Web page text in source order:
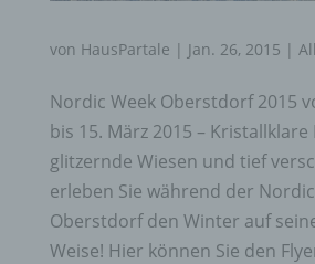
von HausPartale | Jan. 26, 2015 |
Nordic Week Oberstdorf 2015
bis 15. März 2015 – Kristallklare
glitzernde Wiesen und tief
erleben Sie während der
Oberstdorf den Winter auf
Weise! Hier können Sie den